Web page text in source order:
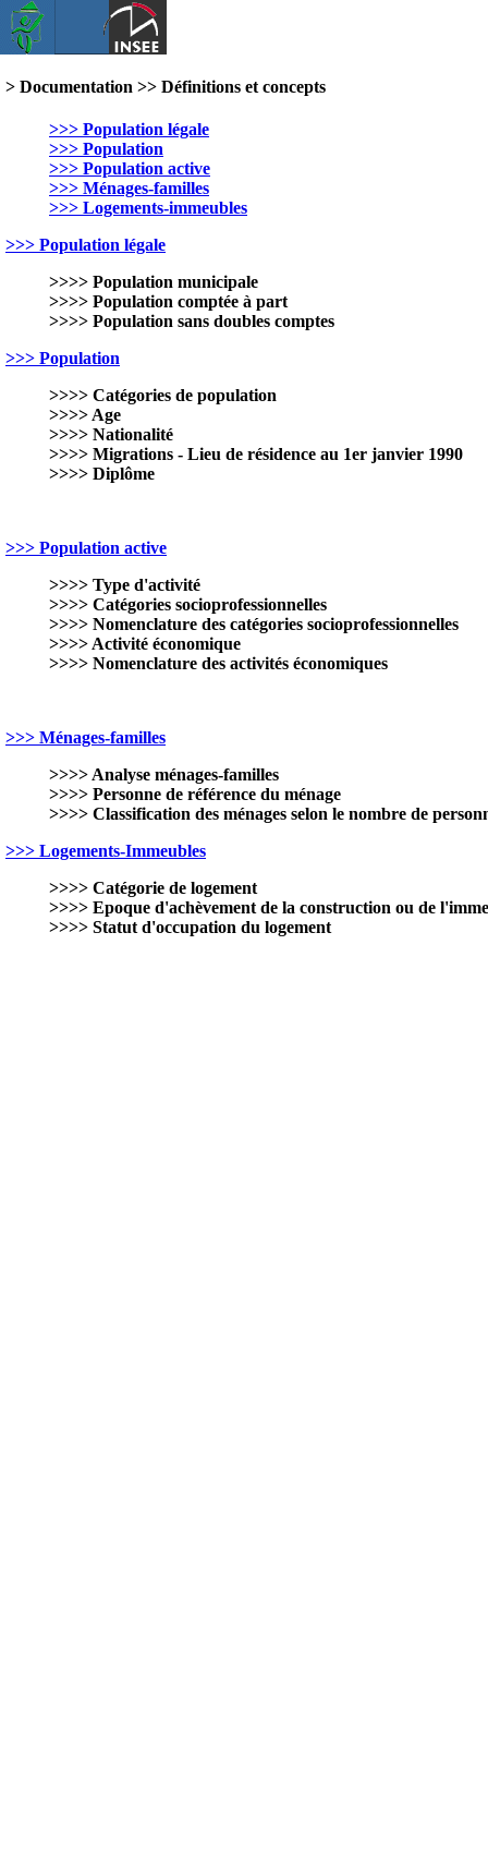
> Documentation >> Définitions et concepts
>>> Population légale
>>> Population
>>> Population active
>>> Ménages-familles
>>> Logements-immeubles
>>> Population légale
>>>> Population municipale
>>>> Population comptée à part
>>>> Population sans doubles comptes
>>> Population
>>>> Catégories de population
>>>> Age
>>>> Nationalité
>>>> Migrations - Lieu de résidence au 1er janvier 1990
>>>> Diplôme
>>> Population active
>>>> Type d'activité
>>>> Catégories socioprofessionnelles
>>>> Nomenclature des catégories socioprofessionnelles
>>>> Activité économique
>>>> Nomenclature des activités économiques
>>> Ménages-familles
>>>> Analyse ménages-familles
>>>> Personne de référence du ménage
>>>> Classification des ménages selon le nombre de
>>> Logements-Immeubles
>>>> Catégorie de logement
>>>> Epoque d'achèvement de la construction ou de
>>>> Statut d'occupation du logement